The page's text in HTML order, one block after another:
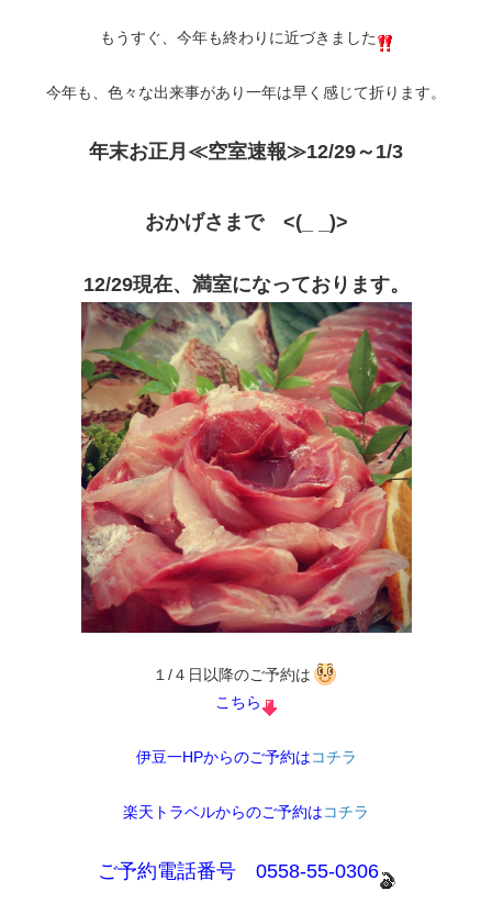
もうすぐ、今年も終わりに近づきました
今年も、色々な出来事があり一年は早く感じて折ります。
年末お正月≪空室速報≫12/29～1/3
おかげさまで <(_ _)>
12/29現在、満室になっております。
１/４日以降のご予約は
こちら
伊豆一HPからのご予約はコチラ
楽天トラベルからのご予約はコチラ
ご予約電話番号 0558-55-0306